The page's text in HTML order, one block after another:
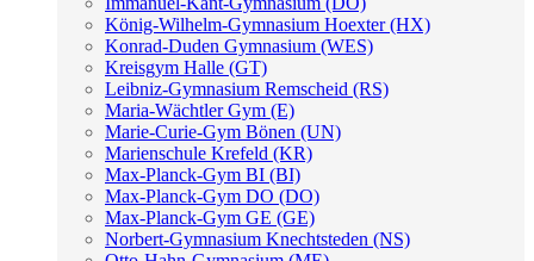
König-Wilhelm-Gymnasium Hoexter (HX)
Konrad-Duden Gymnasium (WES)
Kreisgym Halle (GT)
Leibniz-Gymnasium Remscheid (RS)
Maria-Wächtler Gym (E)
Marie-Curie-Gym Bönen (UN)
Marienschule Krefeld (KR)
Max-Planck-Gym BI (BI)
Max-Planck-Gym DO (DO)
Max-Planck-Gym GE (GE)
Norbert-Gymnasium Knechtsteden (NS)